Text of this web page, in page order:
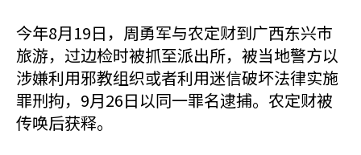
今年8月19日，周勇军与农定财到广西东兴巿
旅游，过边检时被抓至派出所，被当地警方以
涉嫌利用邪教组织或者利用迷信破坏法律实施
罪刑拘，9月26日以同一罪名逮捕。农定财被
传唤后获释。